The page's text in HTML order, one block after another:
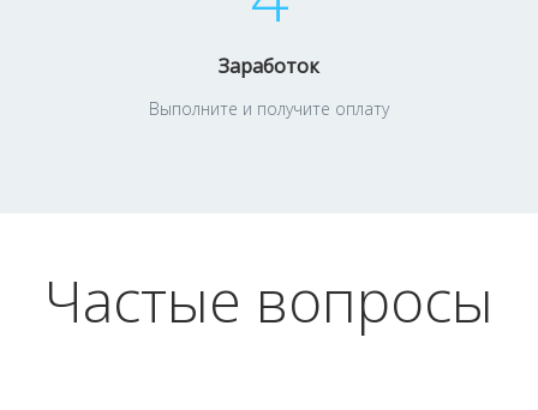
Заработок
Выполните и получите оплату
Частые вопросы